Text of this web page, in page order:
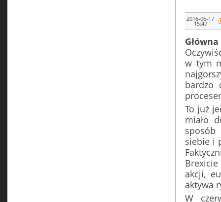
2016-06-17
15:47
w tym
bardzo
To już
miało
sposób
siebie i
akcji,
aktywa
W